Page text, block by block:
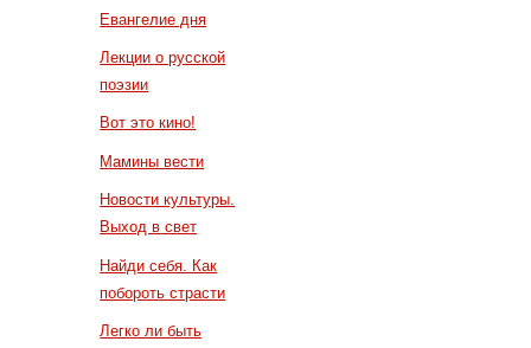
Евангелие дня
Лекции о русской
поэзии
Вот это кино!
Мамины вести
Новости культуры.
Выход в свет
Найди себя. Как
побороть страсти
Легко ли быть